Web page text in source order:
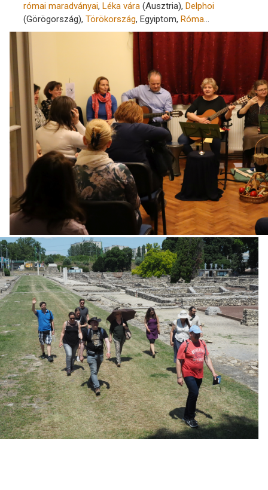
római maradványai, Léka vára(Ausztria), Delphoi
(Görögország), Törökország, Egyiptom, Róma…